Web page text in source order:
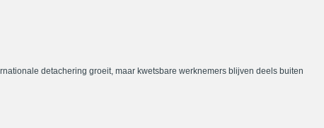
detachering groeit, maar kwetsbare werknemers blijven deels buiten